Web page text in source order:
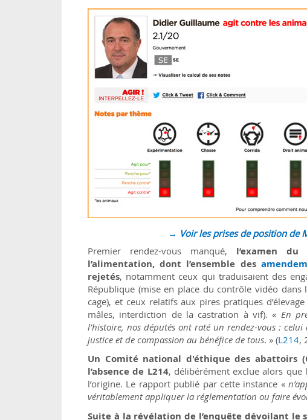
→ Voir les prises de position de
Premier rendez-vous manqué, l’examen
l’alimentation, dont l’ensemble des
rejetés, notamment ceux qui traduisaient des
République (mise en place du contrôle vidéo
cage), et ceux relatifs aux pires pratiques
mâles, interdiction de la castration à vif). « En
l’histoire, nos députés ont raté un rendez-vous : celui
justice et de compassion au bénéfice de tous. » (L214,
Un Comité national d'éthique des abattoirs
l’absence de L214, délibérément exclue alors que
l’origine. Le rapport publié par cette instance «
véritablement appliquer la réglementation ou faire
Suite à la révélation de l’enquête dévoilant le